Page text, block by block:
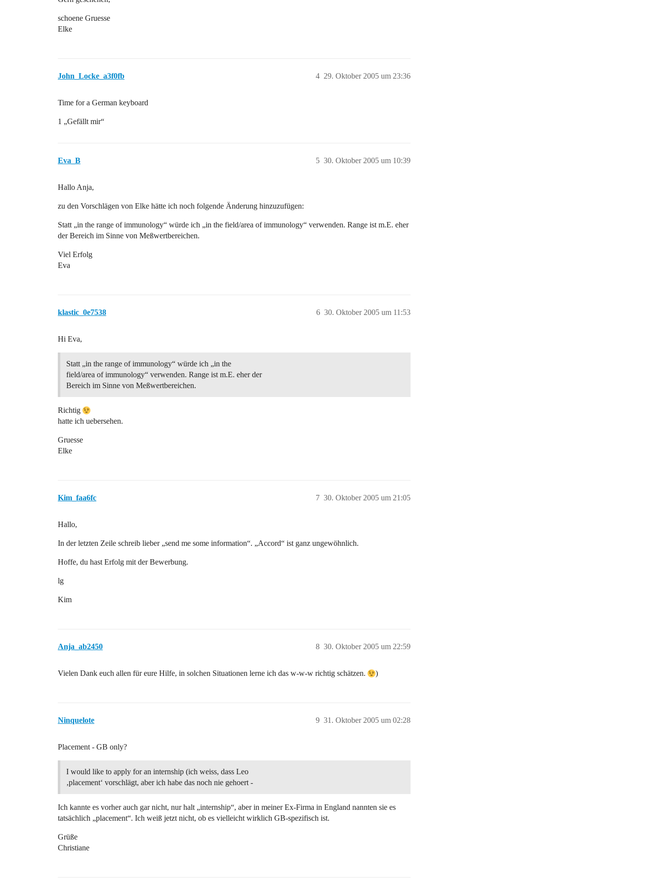
schoene Gruesse
Elke
John_Locke_a3f0fb 29. Oktober 2005 um 23:36
4
Time for a German keyboard
1 „Gefällt mir“
Eva_B 30. Oktober 2005 um 10:39
5
Hallo Anja,
zu den Vorschlägen von Elke hätte ich noch folgende Änderung hinzuzufügen:
Statt „in the range of immunology“ würde ich „in the field/area of immunology“ verwenden. Range ist m.E. eher
der Bereich im Sinne von Meßwertbereichen.
Viel Erfolg
Eva
klastic_0e7538 30. Oktober 2005 um 11:53
6
Hi Eva,
Statt „in the range of immunology“ würde ich „in the
field/area of immunology“ verwenden. Range ist m.E. eher der
Bereich im Sinne von Meßwertbereichen.
Richtig
hatte ich uebersehen.
Gruesse
Elke
Kim_faa6fc 30. Oktober 2005 um 21:05
7
Hallo,
In der letzten Zeile schreib lieber „send me some information“. „Accord“ ist ganz ungewöhnlich.
Hoffe, du hast Erfolg mit der Bewerbung.
lg
Kim
Anja_ab2450 30. Oktober 2005 um 22:59
8
Vielen Dank euch allen für eure Hilfe, in solchen Situationen lerne ich das w-w-w richtig schätzen. )
Ninquelote 31. Oktober 2005 um 02:28
9
Placement - GB only?
I would like to apply for an internship (ich weiss, dass Leo
‚placement‘ vorschlägt, aber ich habe das noch nie gehoert -
Ich kannte es vorher auch gar nicht, nur halt „internship“, aber in meiner Ex-Firma in England nannten sie es
tatsächlich „placement“. Ich weiß jetzt nicht, ob es vielleicht wirklich GB-spezifisch ist.
Grüße
Christiane